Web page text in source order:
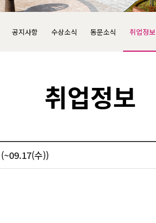
공지사항 수상소식 동문소식 취업정보
취업정보
수))